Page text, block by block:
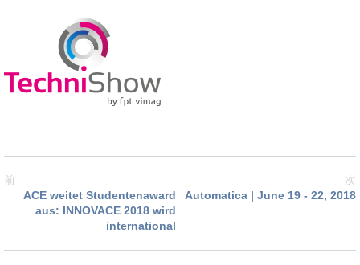
前
ACE weitet Studentenaward
aus: INNOVACE 2018 wird
international
次
Automatica | June 19 - 22, 2018